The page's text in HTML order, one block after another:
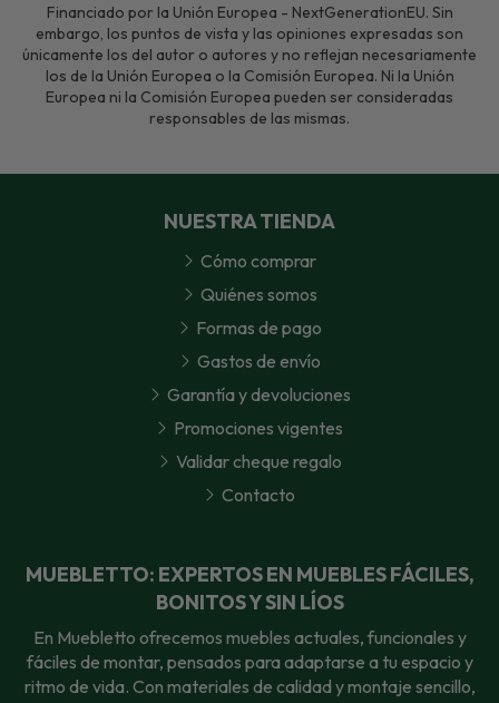
Financiado por la Unión Europea - NextGenerationEU. Sin
embargo, los puntos de vista y las opiniones expresadas son
únicamente los del autor o autores y no reflejan necesariamente
los de la Unión Europea o la Comisión Europea. Ni la Unión
Europea ni la Comisión Europea pueden ser consideradas
responsables de las mismas.
MUEBLETTO: EXPERTOS EN MUEBLES FÁCILES,
BONITOS Y SIN LÍOS
En Muebletto ofrecemos muebles actuales, funcionales y
fáciles de montar, pensados para adaptarse a tu espacio y
ritmo de vida. Con materiales de calidad y montaje sencillo,
NUESTRA TIENDA
Cómo comprar
Quiénes somos
Formas de pago
Gastos de envío
Garantía y devoluciones
Promociones vigentes
Validar cheque regalo
Contacto